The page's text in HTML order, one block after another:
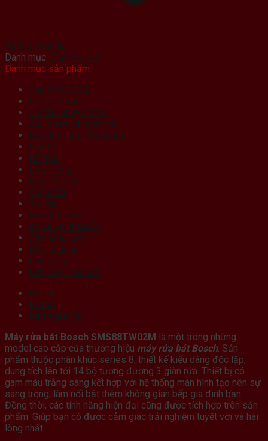
Add to wishlist
Danh mục: Máy rửa bát
Danh mục sản phẩm
Ghế MASSAGE
Lõi lọc nước
Combo khuyến mãi
Sản phẩm khuyến mãi
Máy lọc nước điện giải
Bếp từ
Hút mùi
Lò vi sóng
Máy rửa bát
Chậu rửa
Vòi rửa
Máy lọc nước
Phụ kiện nhà bếp
Cây nóng lạnh
Đồ gia dụng
Lò nướng
Máy sấy quần áo
Mô tả
Brand
Đánh giá (0)
Máy rửa bát Bosch SMS88TW02M là một trong những
model cao cấp của thương hiệu máy rửa bát Bosch. Sản
phẩm thuộc phân khúc series 8, thiết kế kiểu dáng độc lập,
dung tích lên tới 14 bộ tương đương 3 giàn rửa. Thiết bị có
gam màu trắng sáng kết hợp với hệ thống màn hình tạo nên sự
sang trọng, làm nổi bật thêm không gian bếp gia đình bạn.
Đồng thời, các tính năng hiện đại cũng được tích hợp trên sản
phẩm. Giúp bạn có được cảm giác trải nghiệm tuyệt vời và hài
lòng nhất.